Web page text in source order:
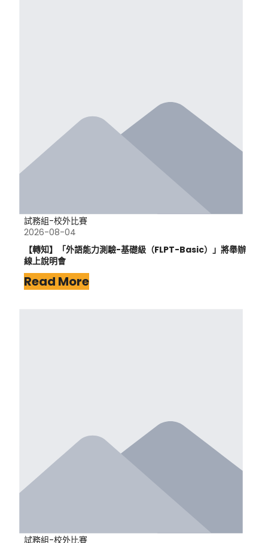
試務組-校外比賽
2026-08-04
【轉知】「外語能力測驗-基礎級（FLPT-Basic）」將舉辦
線上說明會
Read More
試務組-校外比賽